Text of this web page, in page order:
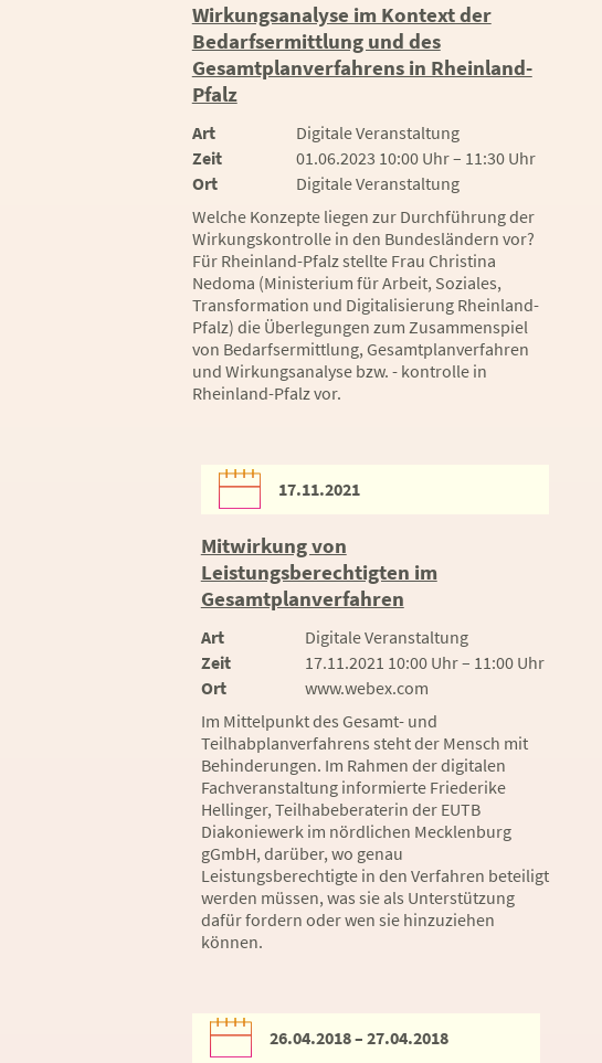
Wirkungsanalyse im Kontext der
Bedarfsermittlung und des
Gesamtplanverfahrens in Rheinland-
Pfalz
Art
Digitale Veranstaltung
Zeit
01.06.2023 10:00 Uhr – 11:30 Uhr
Ort
Digitale Veranstaltung
Welche Konzepte liegen zur Durchführung der
Wirkungskontrolle in den Bundesländern vor?
Für Rheinland-Pfalz stellte Frau Christina
Nedoma (Ministerium für Arbeit, Soziales,
Transformation und Digitalisierung Rheinland-
Pfalz) die Überlegungen zum Zusammenspiel
von Bedarfsermittlung, Gesamtplanverfahren
und Wirkungsanalyse bzw. - kontrolle in
Rheinland-Pfalz vor.
17.11.2021
Mitwirkung von
Leistungsberechtigten im
Gesamtplanverfahren
Art
Digitale Veranstaltung
Zeit
17.11.2021 10:00 Uhr – 11:00 Uhr
Ort
www.webex.com
Im Mittelpunkt des Gesamt- und
Teilhabplanverfahrens steht der Mensch mit
Behinderungen. Im Rahmen der digitalen
Fachveranstaltung informierte Friederike
Hellinger, Teilhabeberaterin der EUTB
Diakoniewerk im nördlichen Mecklenburg
gGmbH, darüber, wo genau
Leistungsberechtigte in den Verfahren beteiligt
werden müssen, was sie als Unterstützung
dafür fordern oder wen sie hinzuziehen
können.
26.04.2018 – 27.04.2018